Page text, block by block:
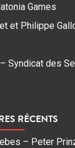
Games
et Philippe
Syndicat des
RÉCENTS
– Peter